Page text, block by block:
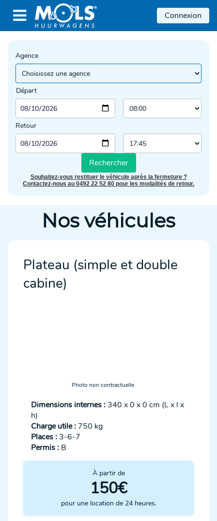
 Connexion
Agence
Départ
Retour
Rechercher
Souhaitez-vous restituer le véhicule après la fermeture ?
Contactez-nous au 0492 22 52 80 pour les modalités de retour.
Nos véhicules
Plateau (simple et double
cabine)
Photo non contractuelle
Dimensions internes : 340 x 0 x 0 cm (L x l x
h)
Charge utile : 750 kg
Places : 3-6-7
Permis : B
À partir de
150€
pour une location de 24 heures.